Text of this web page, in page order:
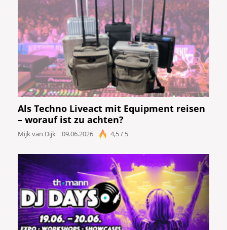
Als Techno Liveact mit Equipment reisen
– worauf ist zu achten?
Mijk van Dijk 09.06.2026 4,5 / 5